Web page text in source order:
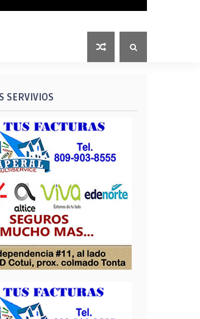
SERVIVIOS